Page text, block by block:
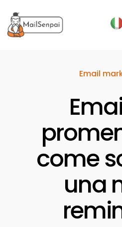
al
contenuto
Email
come
una